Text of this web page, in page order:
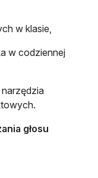
w klasie,
w codziennej
głosu